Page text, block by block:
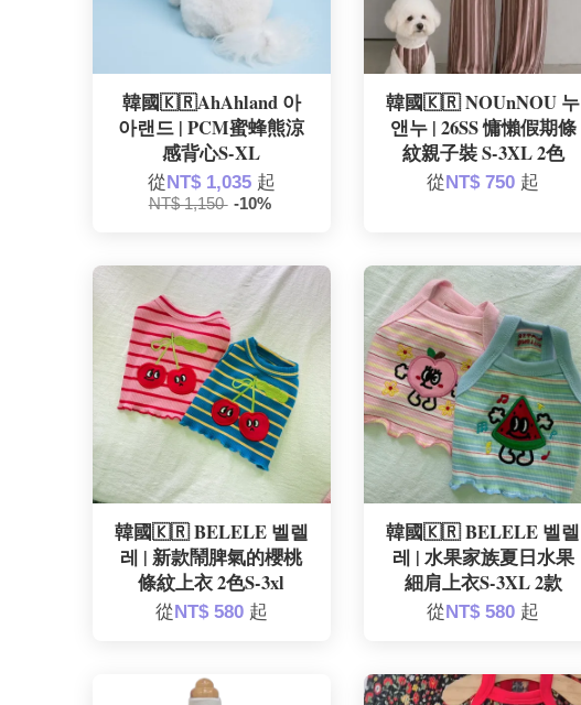
韓國🇰🇷AhAhland 아
아랜드 | PCM蜜蜂熊涼
感背心S-XL
從NT$ 1,035 起
NT$ 1,150 -10%
韓國🇰🇷 NOUnNOU 누
앤누 | 26SS 慵懶假期條
紋親子裝 S-3XL 2色
從NT$ 750 起
韓國🇰🇷 BELELE 벨렐
레 | 新款鬧脾氣的櫻桃
條紋上衣 2色S-3xl
從NT$ 580 起
韓國🇰🇷 BELELE 벨렐
레 | 水果家族夏日水果
細肩上衣S-3XL 2款
從NT$ 580 起